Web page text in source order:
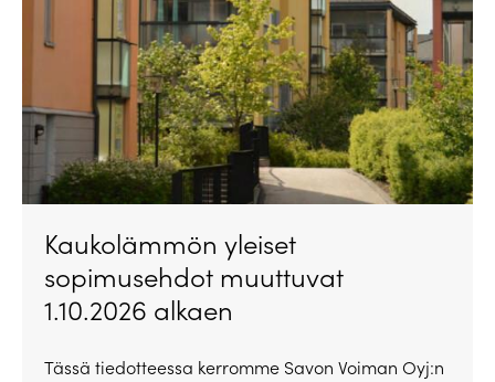
Kaukolämmön yleiset
sopimusehdot muuttuvat
1.10.2026 alkaen
Tässä tiedotteessa kerromme Savon Voiman Oyj:n